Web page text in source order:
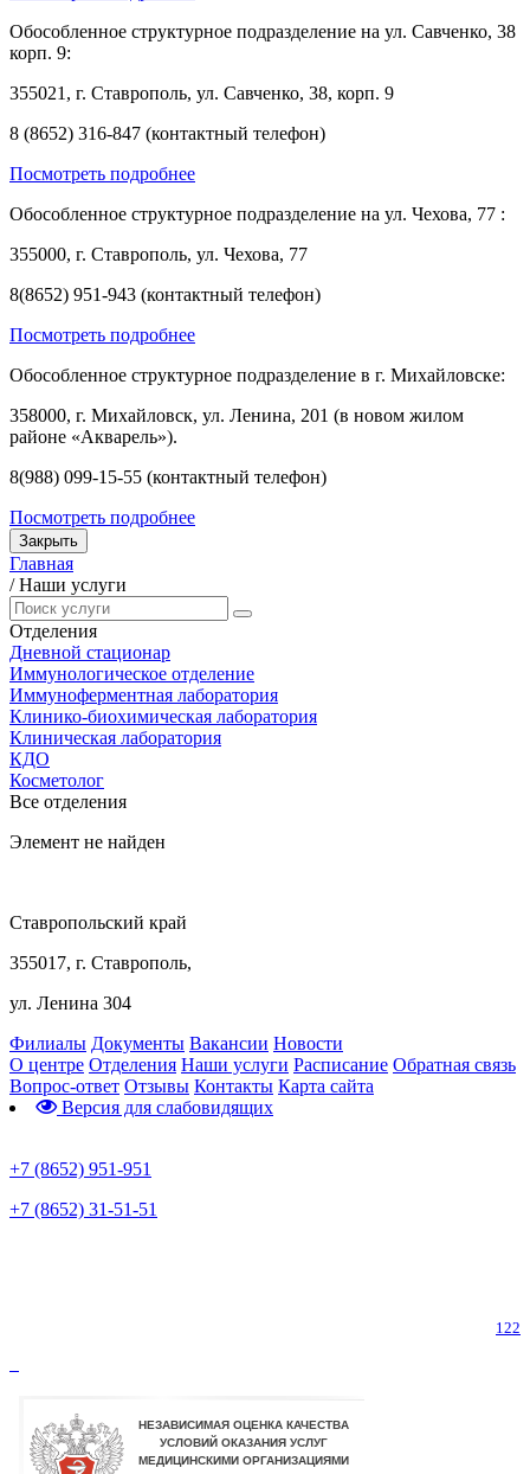
Обособленное структурное подразделение на ул. Савченко, 38
корп. 9:
355021, г. Ставрополь, ул. Савченко, 38, корп. 9
8 (8652) 316-847 (контактный телефон)
Посмотреть подробнее
Обособленное структурное подразделение на ул. Чехова, 77 :
355000, г. Ставрополь, ул. Чехова, 77
8(8652) 951-943 (контактный телефон)
Посмотреть подробнее
Обособленное структурное подразделение в г. Михайловске:
358000, г. Михайловск, ул. Ленина, 201 (в новом жилом
районе «Акварель»).
8(988) 099-15-55 (контактный телефон)
Посмотреть подробнее
Закрыть
Главная
/ Наши услуги
Отделения
Дневной стационар
Иммунологическое отделение
Иммуноферментная лаборатория
Клинико-биохимическая лаборатория
Клиническая лаборатория
КДО
Косметолог
Все отделения
Элемент не найден
Ставропольский край
355017, г. Ставрополь,
ул. Ленина 304
Филиалы Документы Вакансии Новости
О центре Отделения Наши услуги Расписание Обратная связь
Вопрос-ответ Отзывы Контакты Карта сайта
Версия для слабовидящих
+7 (8652) 951-951
+7 (8652) 31-51-51
122